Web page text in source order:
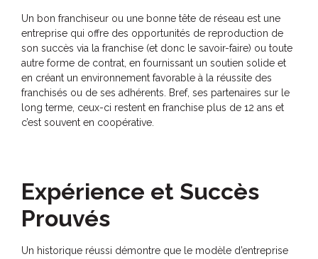
Un bon franchiseur ou une bonne tête de réseau est une
entreprise qui offre des opportunités de reproduction de
son succès via la franchise (et donc le savoir-faire) ou toute
autre forme de contrat, en fournissant un soutien solide et
en créant un environnement favorable à la réussite des
franchisés ou de ses adhérents. Bref, ses partenaires sur le
long terme, ceux-ci restent en franchise plus de 12 ans et
c’est souvent en coopérative.
Expérience et Succès
Prouvés
Un historique réussi démontre que le modèle d’entreprise